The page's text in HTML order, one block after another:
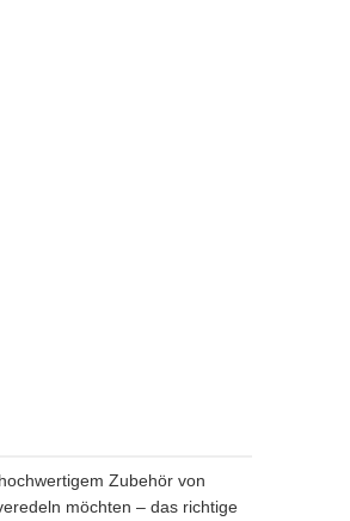
Zubehör von
möchten – das richtige